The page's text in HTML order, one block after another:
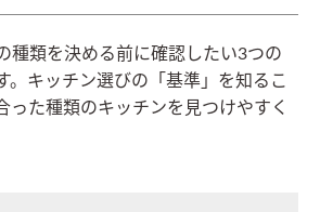
種類を決める前に確認したい3つの
。キッチン選びの「基準」を知るこ
った種類のキッチンを見つけやすく